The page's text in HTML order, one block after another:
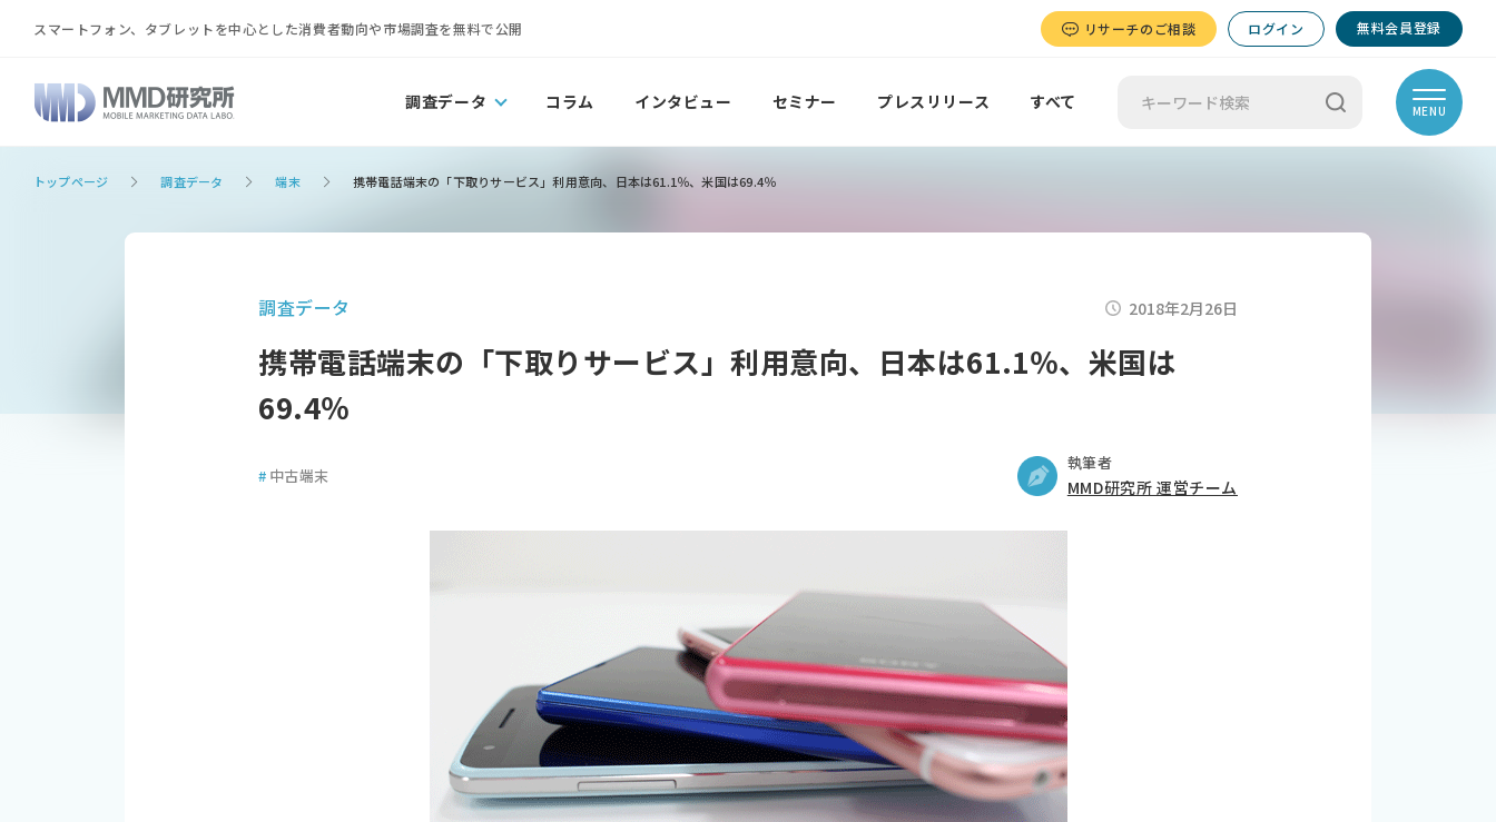
スマートフォン、タブレットを中心とした消費者動向や市場調査を無料で公開 リサーチのご相談 ログイン 無料会員登録
調査データ コラム インタビュー セミナー プレスリリース すべて MENU
トップページ 調査データ 端末 携帯電話端末の「下取りサービス」利用意向、日本は61.1％、米国は69.4％
調査データ 2018年2月26日
携帯電話端末の「下取りサービス」利用意向、日本は61.1％、米国は
69.4％
# 中古端末
執筆者
MMD研究所 運営チーム